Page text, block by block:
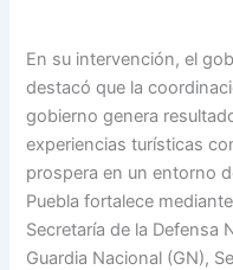
En su intervención, el
destacó que la
gobierno genera
experiencias turísticas
prospera en un entorno
Puebla fortalece
Secretaría de la Defensa
Guardia Nacional (GN),